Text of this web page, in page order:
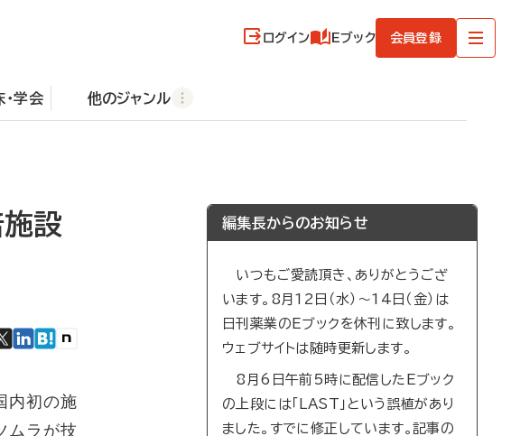
ログイン Eブック 会員登録
・学会 他のジャンル
施設
内初の施
ムラが技
編集長からのお知らせ
いつもご愛読頂き、ありがとうござ
います。8月12日（水）～14日（金）は
日刊薬業のEブックを休刊に致します。
ウェブサイトは随時更新します。
8月6日午前5時に配信したEブック
の上段には「LAST」という誤植があり
ました。すでに修正しています。記事の